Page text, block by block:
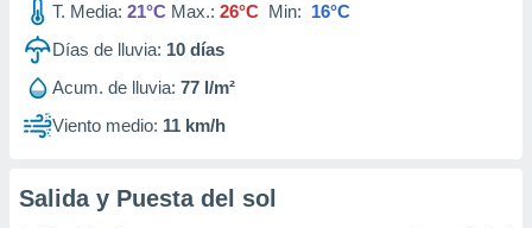
T. Media: 21°C Max.: 26°C Min: 16°C
Días de lluvia: 10 días
Acum. de lluvia: 77 l/m²
Viento medio: 11 km/h
Salida y Puesta del sol